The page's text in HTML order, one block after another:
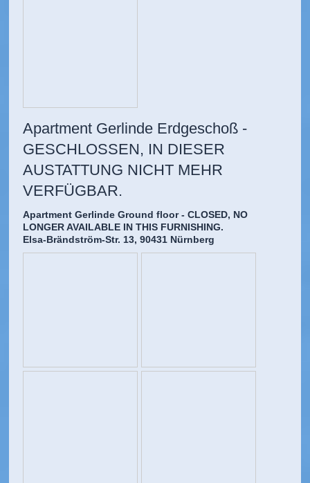
Apartment Gerlinde Erdgeschoß -
GESCHLOSSEN, IN DIESER
AUSTATTUNG NICHT MEHR
VERFÜGBAR.
Apartment Gerlinde Ground floor - CLOSED, NO
LONGER AVAILABLE IN THIS FURNISHING.
Elsa-Brändström-Str. 13, 90431 Nürnberg